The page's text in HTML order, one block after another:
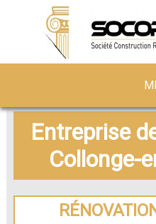
Entreprise
Collonge-